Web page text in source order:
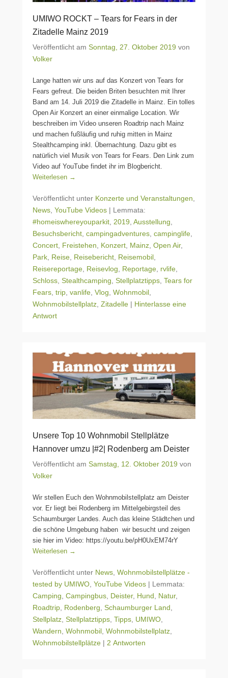
UMIWO ROCKT – Tears for Fears in der
Zitadelle Mainz 2019
Veröffentlicht am Sonntag, 27. Oktober 2019 von
Volker
Lange hatten wir uns auf das Konzert von Tears for
Fears gefreut. Die beiden Briten besuchten mit Ihrer
Band am 14. Juli 2019 die Zitadelle in Mainz. Ein tolles
Open Air Konzert an einer einmalige Location. Wir
beschreiben im Video unseren Roadtrip nach Mainz
und machen fußläufig und ruhig mitten in Mainz
Stealthcamping inkl. Übernachtung. Dazu gibt es
natürlich viel Musik von Tears for Fears. Den Link zum
Video auf YouTube findet ihr im Blogbericht.
Weiterlesen →
Veröffentlicht unter Konzerte und Veranstaltungen
News YouTube Videos | Lemmata:
#homeiswhereyouparkit 2019 Ausstellung
Besuchsbericht campingadventures campinglife
Concert Freistehen Konzert Mainz Open Air,
Park Reise Reisebericht Reisemobil
Reisereportage Reisevlog Reportage rvlife
Schloss Stealthcamping Stellplatztipps Tears for
Fears trip vanlife Vlog Wohnmobil
Wohnmobilstellplatz Zitadelle | Hinterlasse eine
Antwort
Unsere Top 10 Wohnmobil Stellplätze
Hannover umzu |#2| Rodenberg am Deister
Veröffentlicht am Samstag, 12. Oktober 2019 von
Volker
Wir stellen Euch den Wohnmobilstellplatz am Deister
vor. Er liegt bei Rodenberg im Mittelgebirgsteil des
Schaumburger Landes. Auch das kleine Städtchen und
die schöne Umgebung haben wir besucht und zeigen
sie hier im Video: https://youtu.be/pH0UxEM74rY
Weiterlesen →
Veröffentlicht unter News Wohnmobilstellplätze -
tested by UMIWO YouTube Videos | Lemmata:
Camping Campingbus Deister, Hund Natur,
Roadtrip Rodenberg Schaumburger Land
Stellplatz Stellplatztipps Tipps UMIWO
Wandern Wohnmobil Wohnmobilstellplatz
Wohnmobilstellplätze | 2 Antworten